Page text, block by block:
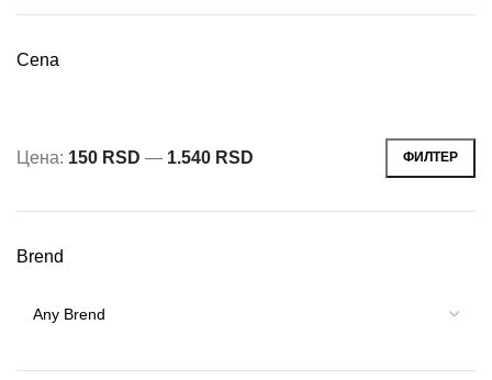
Cena
ФИЛТЕР
Цена: 150 RSD — 1.540 RSD
Brend